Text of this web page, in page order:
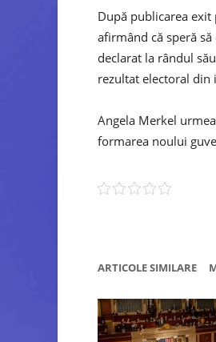
După publicarea
afirmând că speră
declarat la rândul
rezultat electoral
Angela Merkel
formarea noului
ARTICOLE SIMILARE